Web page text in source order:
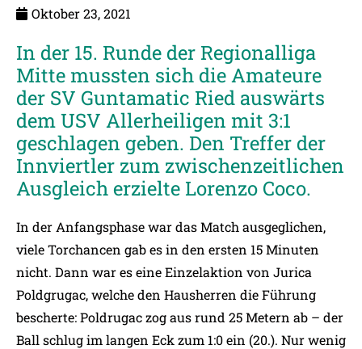
Oktober 23, 2021
In der 15. Runde der Regionalliga
Mitte mussten sich die Amateure
der SV Guntamatic Ried auswärts
dem USV Allerheiligen mit 3:1
geschlagen geben. Den Treffer der
Innviertler zum zwischenzeitlichen
Ausgleich erzielte Lorenzo Coco.
In der Anfangsphase war das Match ausgeglichen,
viele Torchancen gab es in den ersten 15 Minuten
nicht. Dann war es eine Einzelaktion von Jurica
Poldgrugac, welche den Hausherren die Führung
bescherte: Poldrugac zog aus rund 25 Metern ab – der
Ball schlug im langen Eck zum 1:0 ein (20.). Nur wenig